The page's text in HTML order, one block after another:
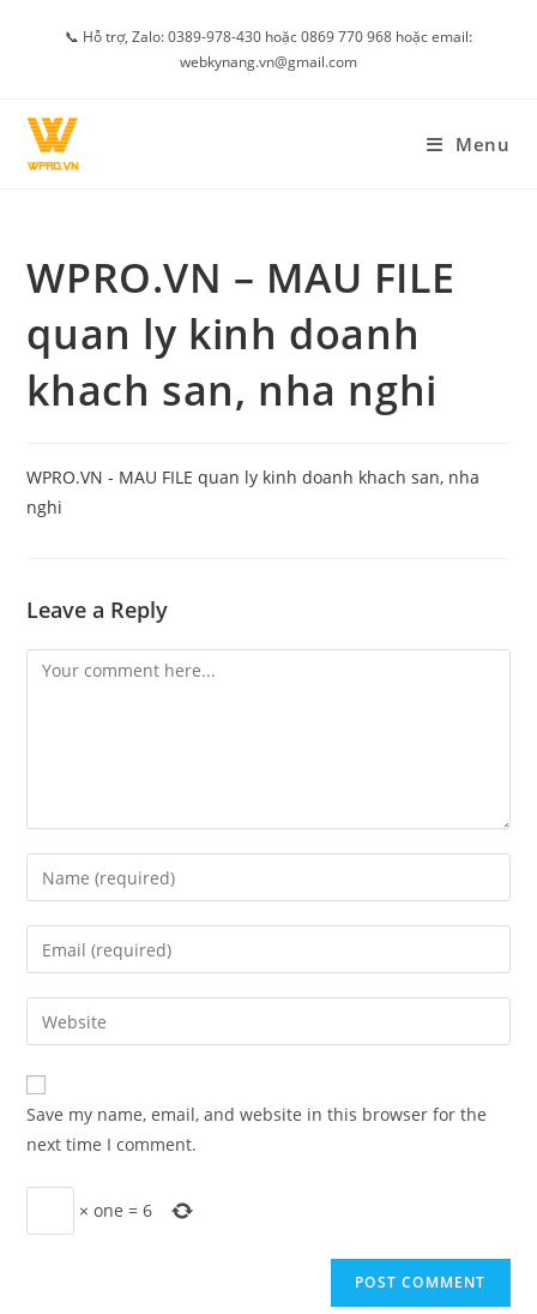
📞 Hỗ trợ, Zalo: 0389-978-430 hoặc 0869 770 968 hoặc email:
webkynang.vn@gmail.com
Menu
WPRO.VN – MAU FILE
quan ly kinh doanh
khach san, nha nghi
WPRO.VN - MAU FILE quan ly kinh doanh khach san, nha
nghi
Leave a Reply
Comment
Enter
your
name
comment
Enter
your
email
address
comment
Enter
your
website
URL
(optional)
Save my name, email, and website in this browser for the
next time I comment.
×one =6